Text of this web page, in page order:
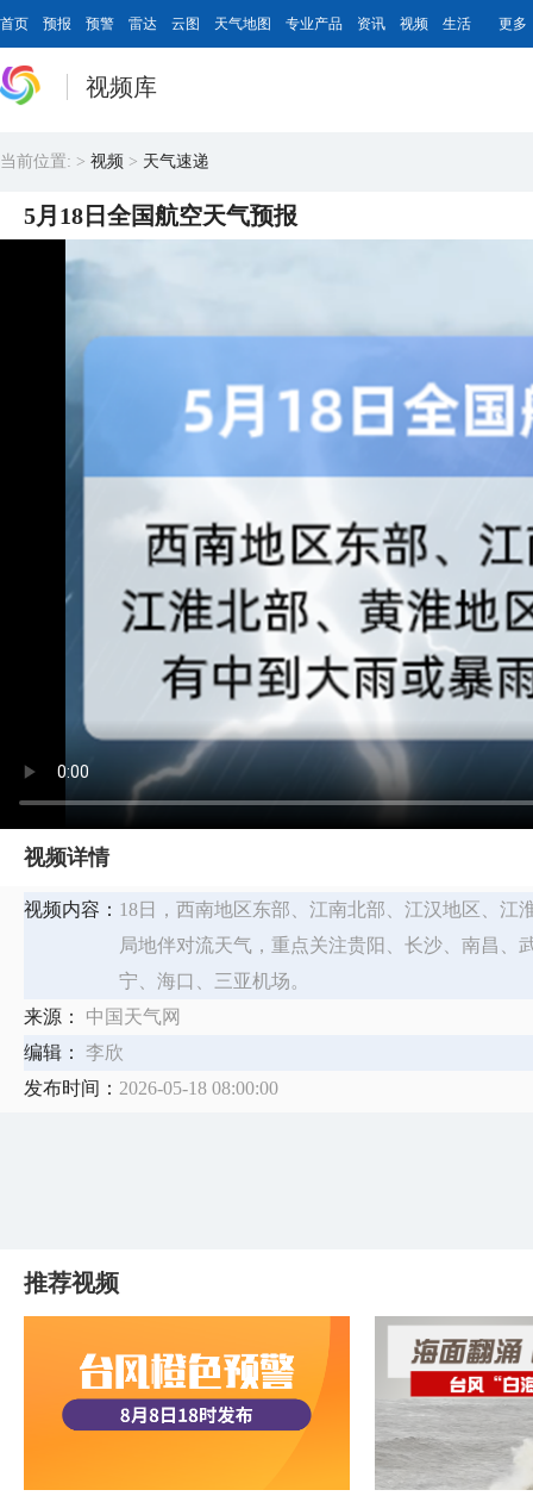
首页 预报 预警 雷达 云图 天气地图 专业产品 资讯 视频 生活 更多
视频库
当前位置: > 视频 > 天气速递
5月18日全国航空天气预报
视频详情
视频内容： 18日，西南地区东部、江南北部、江汉地区、
局地伴对流天气，重点关注贵阳、长沙、南昌、
宁、海口、三亚机场。
来源：
中国天气网
编辑：
李欣
发布时间： 2026-05-18 08:00:00
推荐视频